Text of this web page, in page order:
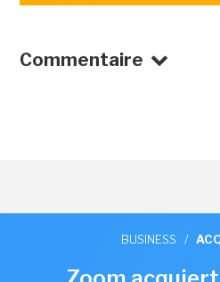
Commentaire
BUSINESS /